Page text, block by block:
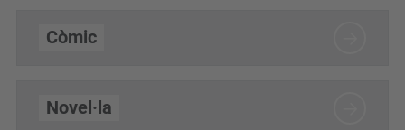
Còmic
Novel·la